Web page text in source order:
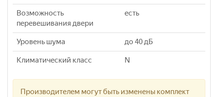
Возможность
перевешивания двери
есть
Уровень шума до 40 дБ
Климатический класс N
Производителем могут быть изменены комплект